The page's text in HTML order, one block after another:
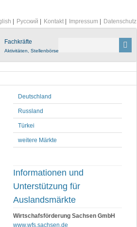
Русский Kontakt Impressum Datenschutz
Fachkräfte
Aktivitäten, Stellenbörse
Deutschland
Russland
Türkei
weitere Märkte
Informationen und
Unterstützung für
Auslandsmärkte
Wirtschafsförderung Sachsen GmbH
www.wfs.sachsen.de